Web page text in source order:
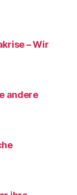
– Wir
andere